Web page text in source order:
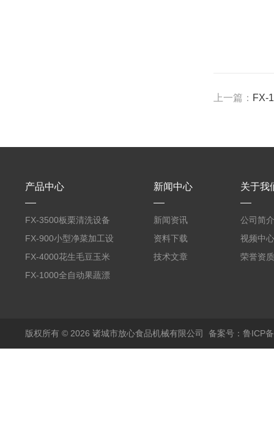
上一篇： FX-
产品中心
FX-3500板栗清洗设备
全自动气泡清洗机
FX-900小型净菜加工设
备野菜清洗机
FX-4000花生毛豆玉米
蒸煮漂烫机
FX-1000全自动果蔬漂
新闻中心
新闻资讯
资料下载
技术文章
关于我
公司简介
视频中心
荣誉资质
版权所有 © 2026 诸城市放心食品机械有限公司 备案号：鲁ICP